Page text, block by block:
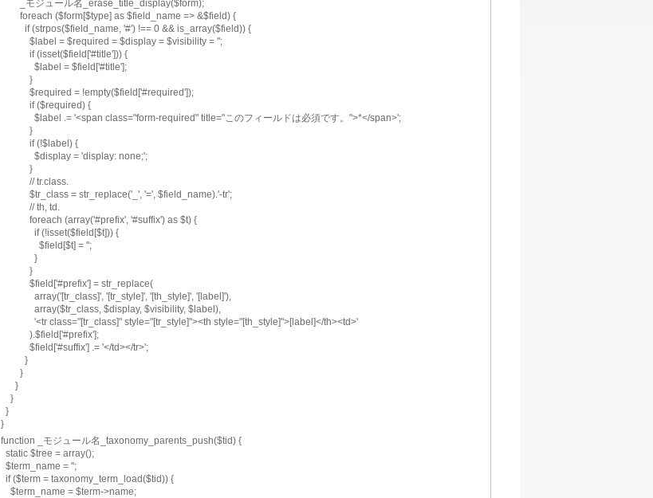
        _モジュール名_erase_title_display($form);
        foreach ($form[$type] as $field_name => &$field) {
          if (strpos($field_name, '#') !== 0 && is_array($field)) {
            $label = $required = $display = $visibility = '';
            if (isset($field['#title'])) {
              $label = $field['#title'];
            }
            $required = !empty($field['#required']);
            if ($required) {
              $label .= '<span class="form-required" title="このフィールドは必須です。">*</span>';
            }
            if (!$label) {
              $display = 'display: none;';
            }
            // tr.class.
            $tr_class = str_replace('_', '=', $field_name).'-tr';
            // th, td.
            foreach (array('#prefix', '#suffix') as $t) {
              if (!isset($field[$t])) {
                $field[$t] = '';
              }
            }
            $field['#prefix'] = str_replace(
              array('[tr_class]', '[tr_style]', '[th_style]', '[label]'),
              array($tr_class, $display, $visibility, $label),
              '<tr class="[tr_class]" style="[tr_style]"><th style="[th_style]">[label]</th><td>'
            ).$field['#prefix'];
            $field['#suffix'] .= '</td></tr>';
          }
        }
      }
    }
  }
}
function _モジュール名_taxonomy_parents_push($tid) {
  static $tree = array();
  $term_name = '';
  if ($term = taxonomy_term_load($tid)) {
    $term_name = $term->name;